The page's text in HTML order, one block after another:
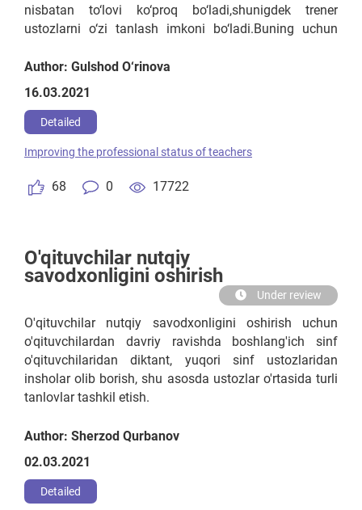
nisbatan to‘lovi ko‘proq bo‘ladi,shunigdek trener
ustozlarni o‘zi tanlash imkoni bo‘ladi.Buning uchun
,bilimli o‘qituvchilar orasidan xalqaro va milliy
sertifikatga ega olgan bo‘lishi lozim.Trenerlar davlat
tinglovchilarga imtihon asosida sertifikat berishi
ijtimoiy va psixologik tomonlama ham bilimlarni
egallab yetkazishi lozim.
Author: Gulshod O‘rinova
16.03.2021
Detailed
68 0 17722
Improving the professional status of teachers
O'qituvchilar nutqiy
savodxonligini oshirish
Under review
O'qituvchilar nutqiy savodxonligini oshirish uchun
o'qituvchilardan davriy ravishda boshlang'ich sinf
o'qituvchilaridan diktant, yuqori sinf ustozlaridan
insholar olib borish, shu asosda ustozlar o'rtasida turli
tanlovlar tashkil etish.
Author: Sherzod Qurbanov
02.03.2021
Detailed